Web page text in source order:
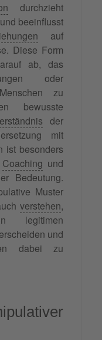
durchzieht
beeinflusst
auf
Diese Form
ab, das
oder
zu
bewusste
der
mit
ist besonders
Coaching und
Bedeutung.
Muster
verstehen,
und
dabei zu